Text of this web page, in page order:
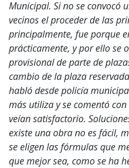
Municipal. Si no se convocó
vecinos el proceder de las
principalmente, fue porque
prácticamente, y por ello se
provisional de parte de
cambio de la plaza
habló desde policía
más utiliza y se comentó
veían satisfactorio.
existe una obra no es fácil,
se eligen las fórmulas que
que mejor sea, como se ha